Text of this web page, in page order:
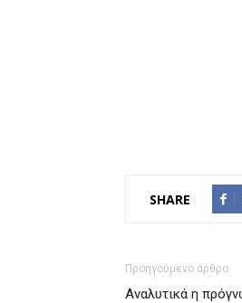
SHARE
Προηγούμενο άρθρο
Αναλυτικά η